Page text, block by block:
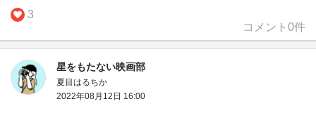
3
コメント 0件
星をもたない映画部
夏目はるちか
2022年08月12日 16:00